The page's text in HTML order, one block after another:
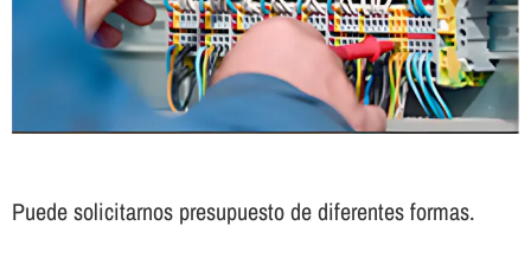
Puede solicitarnos presupuesto de diferentes formas.